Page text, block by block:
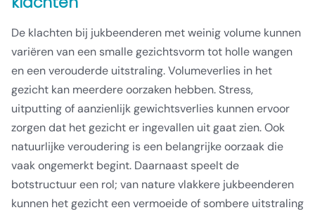
De klachten bij jukbeenderen met weinig volume kunnen
variëren van een smalle gezichtsvorm tot holle wangen
en een verouderde uitstraling. Volumeverlies in het
gezicht kan meerdere oorzaken hebben. Stress,
uitputting of aanzienlijk gewichtsverlies kunnen ervoor
zorgen dat het gezicht er ingevallen uit gaat zien. Ook
natuurlijke veroudering is een belangrijke oorzaak die
vaak ongemerkt begint. Daarnaast speelt de
botstructuur een rol; van nature vlakkere jukbeenderen
kunnen het gezicht een vermoeide of sombere uitstraling